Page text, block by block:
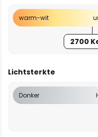
warm-wit
2700
Lichtsterkte
Donker